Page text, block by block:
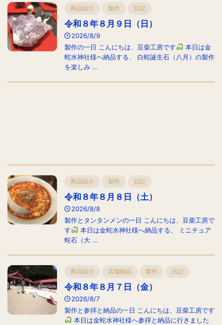
商品紹介 製作 日記
令和８年８月９日（日）
2026/8/9
製作の一日 こんにちは、豆柴工房です
本日は金
蛇水神社様へ納品する、 白蛇誕生石（八月）の製作
を楽しみ ...
商品紹介 製作 日記
令和８年８月８日（土）
2026/8/8
製作とタンタンメンの一日 こんにちは、豆柴工房で
す
本日は金蛇水神社様へ納品する、 ミニチュア
蛇石（大 ...
商品紹介 店舗納品 製作 日記
令和８年８月７日（金）
2026/8/7
製作と参拝と納品の一日 こんにちは、豆柴工房です
本日は金蛇水神社様へ参拝と納品に行きました